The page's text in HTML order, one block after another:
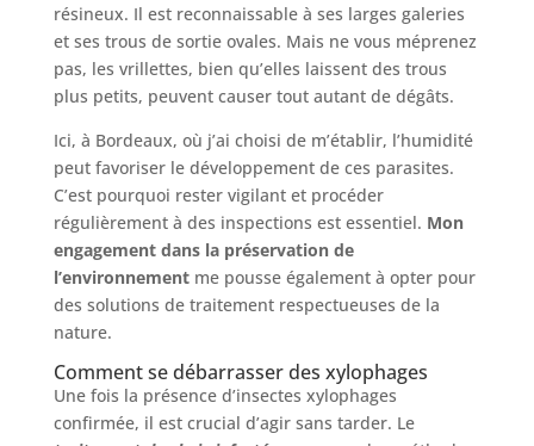
résineux. Il est reconnaissable à ses larges galeries
et ses trous de sortie ovales. Mais ne vous méprenez
pas, les vrillettes, bien qu’elles laissent des trous
plus petits, peuvent causer tout autant de dégâts.
Ici, à Bordeaux, où j’ai choisi de m’établir, l’humidité
peut favoriser le développement de ces parasites.
C’est pourquoi rester vigilant et procéder
régulièrement à des inspections est essentiel. Mon
engagement dans la préservation de
l’environnementme pousse également à opter pour
des solutions de traitement respectueuses de la
nature.
Comment se débarrasser des xylophages
Une fois la présence d’insectes xylophages
confirmée, il est crucial d’agir sans tarder. Le